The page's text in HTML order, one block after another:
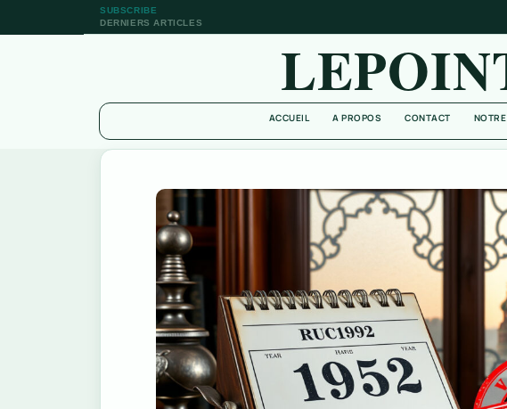
SUBSCRIBE
DERNIERS ARTICLES
ACCUEIL A PROPOS CONTACT